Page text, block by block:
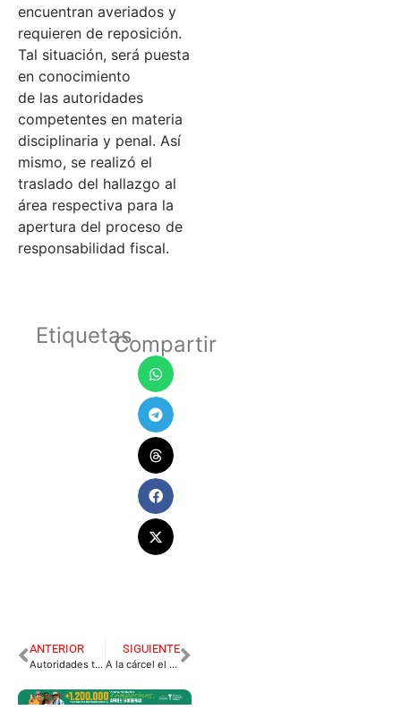
encuentran averiados y
requieren de reposición.
Tal situación, será puesta
en conocimiento
de las autoridades
competentes en materia
disciplinaria y penal. Así
mismo, se realizó el
traslado del hallazgo al
área respectiva para la
apertura del proceso de
responsabilidad fiscal.
EtiquetasCompartir
ANTERIOR
Autoridades tras la caravana del terror
SIGUIENTE
A la cárcel el hombre sindicado de asesinar a sus dos hijos en Bogotá.